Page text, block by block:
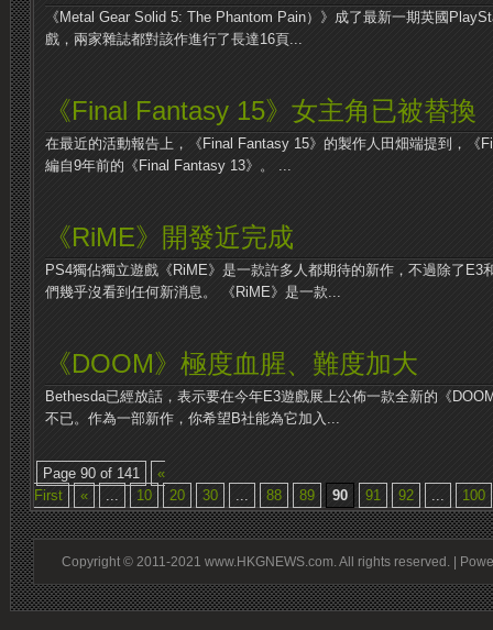
《Metal Gear Solid 5: The Phantom Pain）》成了最新一期英國
戲，兩家雜誌都對該作進行了長達16頁...
《Final Fantasy 15》女主角已被替換
在最近的活動報告上，《Final Fantasy 15》的製作人田畑端提到，《
編自9年前的《Final Fantasy 13》。 ...
《RiME》開發近完成
PS4獨佔獨立遊戲《RiME》是一款許多人都期待的新作，不過除了E3
們幾乎沒看到任何新消息。 《RiME》是一款...
《DOOM》極度血腥、難度加大
Bethesda已經放話，表示要在今年E3遊戲展上公佈一款全新的《
不已。作為一部新作，你希望B社能為它加入...
Page 90 of 141
«
First
« ... 10 20 30 ... 88 89 90 91 92 ... 100
Copyright © 2011-2021 www.HKGNEWS.com. All rights reserved. |